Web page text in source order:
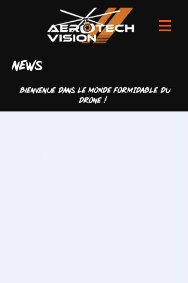
news
Bienvenue dans LE MONDE FORMIDABLE du
drone !